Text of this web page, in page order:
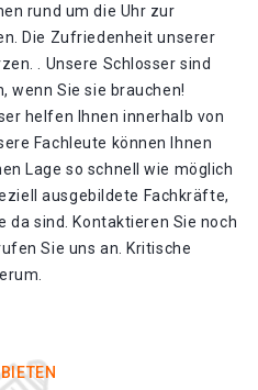
rund um die Uhr zur
Die Zufriedenheit unserer
. Unsere Schlosser sind
wenn Sie sie brauchen!
helfen Ihnen innerhalb von
Fachleute können Ihnen
Lage so schnell wie möglich
ausgebildete Fachkräfte,
da sind. Kontaktieren Sie noch
Sie uns an. Kritische